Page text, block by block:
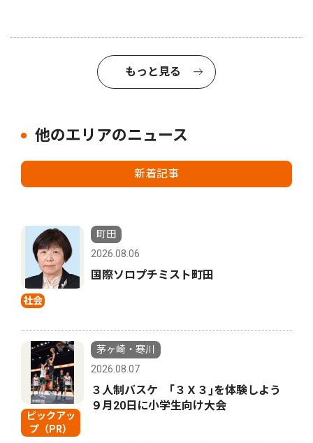
もっと見る
他のエリアのニュース
新着記事
社会
町田
2026.08.06
国際ソロプチミスト町田
ピックアッ
プ（PR）
茅ヶ崎・寒川
2026.08.07
３人制バスケ ｢３Ｘ３｣を体験しよう
９月20日に小学生向け大会